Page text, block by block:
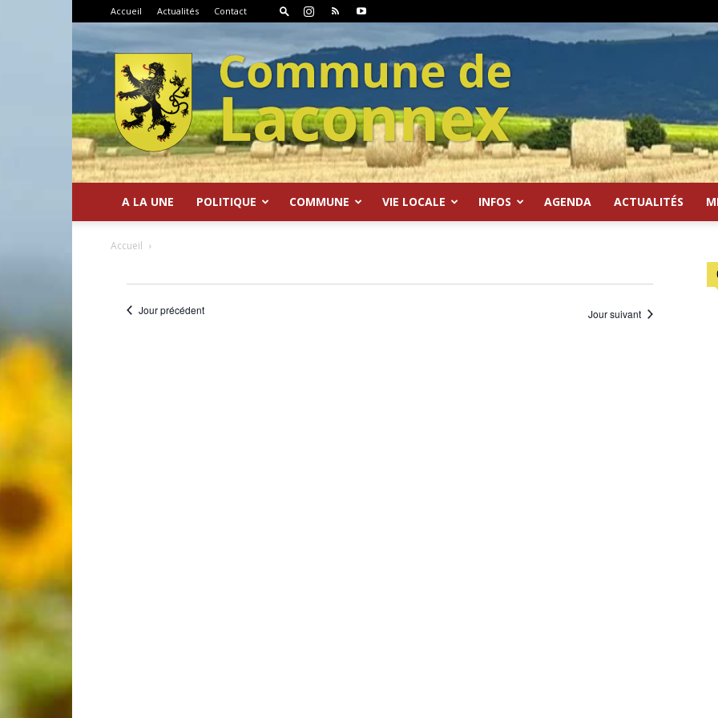
Accueil Actualités Contact
A LA UNE POLITIQUE COMMUNE VIE LOCALE INFOS AGENDA ACTUALITÉS
Accueil
Jour précédent Jour suivant